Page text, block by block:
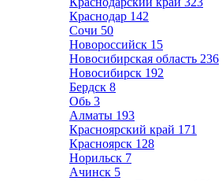
Краснодар 142
Сочи 50
Новороссийск 15
Новосибирская область 236
Новосибирск 192
Бердск 8
Обь 3
Алматы 193
Красноярский край 171
Красноярск 128
Норильск 7
Ачинск 5